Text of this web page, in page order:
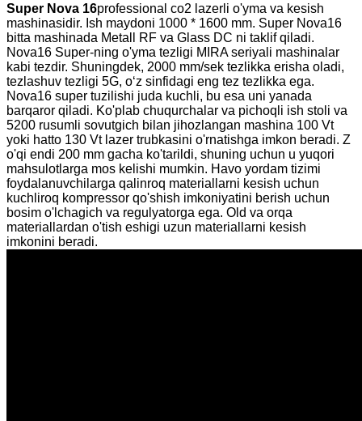
Super Nova 16professional co2 lazerli o'yma va kesish
mashinasidir. Ish maydoni 1000 * 1600 mm. Super Nova16
bitta mashinada Metall RF va Glass DC ni taklif qiladi.
Nova16 Super-ning o'yma tezligi MIRA seriyali mashinalar
kabi tezdir. Shuningdek, 2000 mm/sek tezlikka erisha oladi,
tezlashuv tezligi 5G, o‘z sinfidagi eng tez tezlikka ega.
Nova16 super tuzilishi juda kuchli, bu esa uni yanada
barqaror qiladi. Ko'plab chuqurchalar va pichoqli ish stoli va
5200 rusumli sovutgich bilan jihozlangan mashina 100 Vt
yoki hatto 130 Vt lazer trubkasini o'rnatishga imkon beradi. Z
o'qi endi 200 mm gacha ko'tarildi, shuning uchun u yuqori
mahsulotlarga mos kelishi mumkin. Havo yordam tizimi
foydalanuvchilarga qalinroq materiallarni kesish uchun
kuchliroq kompressor qo'shish imkoniyatini berish uchun
bosim o'lchagich va regulyatorga ega. Old va orqa
materiallardan o'tish eshigi uzun materiallarni kesish
imkonini beradi.